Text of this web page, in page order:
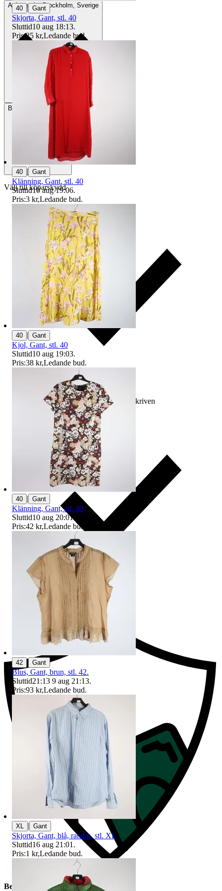
AvhämtningStockholm, Sverige
Betalning Via Tradera
Välj till köparskydd
Ersättning om varan inte är som beskriven
Ersättning om du inte får din vara
Beskrivning
40 | Gant
Skjorta, Gant, stl. 40
Sluttid10 aug 18:13.
Pris:25 kr,Ledande bud.
40 | Gant
Klänning, Gant, stl. 40
Sluttid10 aug 19:06.
Pris:3 kr,Ledande bud.
40 | Gant
Kjol, Gant, stl. 40
Sluttid10 aug 19:03.
Pris:38 kr,Ledande bud.
40 | Gant
Klänning, Gant, stl. 40
Sluttid10 aug 20:01
Pris:42 kr,Ledande bud
42 Gant
Blus, Gant, brun, stl. 42.
Sluttid21:13 9 aug 21:13.
Pris:93 kr,Ledande bud.
XL | Gant
Skjorta, Gant, blå, randig, stl. XL
Sluttid16 aug 21:01 .
Pris:1 kr,Ledande bud.